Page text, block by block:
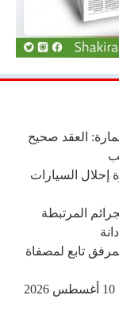
العقد صحيح
السيارات
المرتبطة
تابع لمصفاة